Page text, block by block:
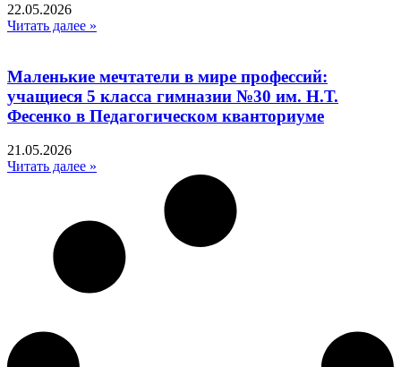
22.05.2026
Читать далее »
Маленькие мечтатели в мире профессий:
учащиеся 5 класса гимназии №30 им. Н.Т.
Фесенко в Педагогическом кванториуме
21.05.2026
Читать далее »